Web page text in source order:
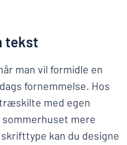
tekst
man vil formidle en
fornemmelse. Hos
med egen
mere
kan du designe